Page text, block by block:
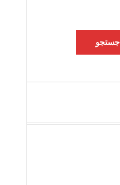
جستجو